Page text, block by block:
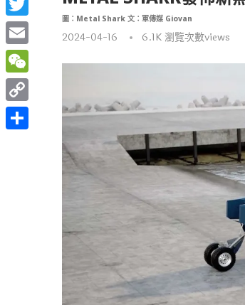
圖：Metal Shark 文：軍傳媒 Giovan
2024-04-16 6.1K瀏覽次數views
Twitter
Email
WeChat
Copy
Link